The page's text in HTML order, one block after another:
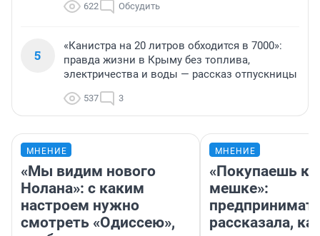
622 Обсудить
5
«Канистра на 20 литров обходится в 7000»:
правда жизни в Крыму без топлива,
электричества и воды — рассказ отпускницы
537 3
МНЕНИЕ
«Мы видим нового
Нолана»: с каким
настроем нужно
смотреть «Одиссею»,
МНЕНИЕ
«Покупаешь
мешке»:
рассказала,